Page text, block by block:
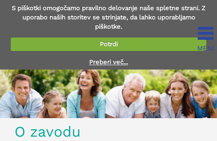
S piškotki omogočamo pravilno delovanje naše spletne strani. Z
uporabo naših storitev se strinjate, da lahko uporabljamo
piškotke.
Potrdi
Preberi več...
MENI
O zavodu